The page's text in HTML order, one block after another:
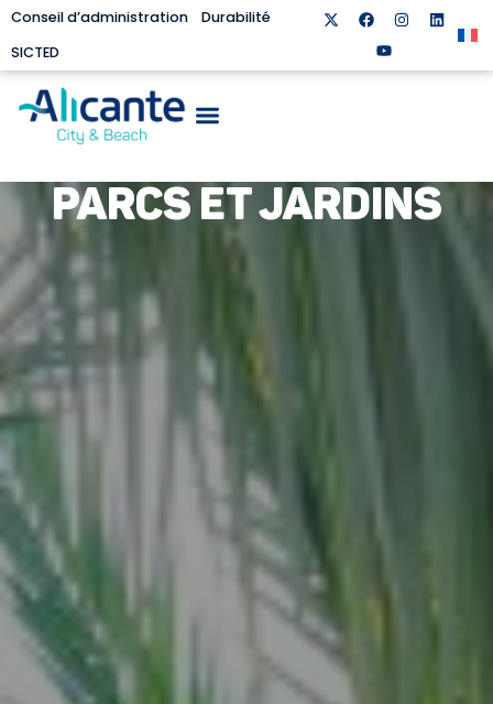
Conseil d’administration
Durabilité
SICTED
PARCS ET JARDINS